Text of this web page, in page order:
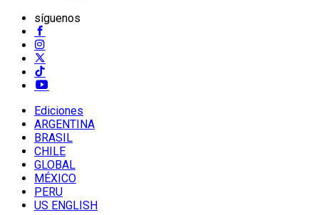
síguenos
Ediciones
ARGENTINA
BRASIL
CHILE
GLOBAL
MÉXICO
PERU
US ENGLISH